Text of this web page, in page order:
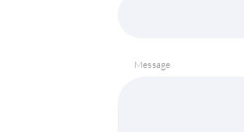
Message